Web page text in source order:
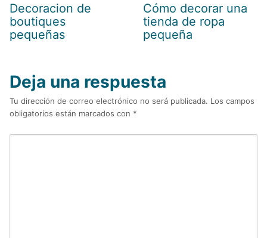
Decoracion de
boutiques
pequeñas
Cómo decorar una
tienda de ropa
pequeña
Deja una respuesta
Tu dirección de correo electrónico no será publicada. Los campos
obligatorios están marcados con *